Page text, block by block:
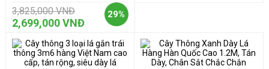
29%
3,825,000 VNĐ
2,699,000 VNĐ